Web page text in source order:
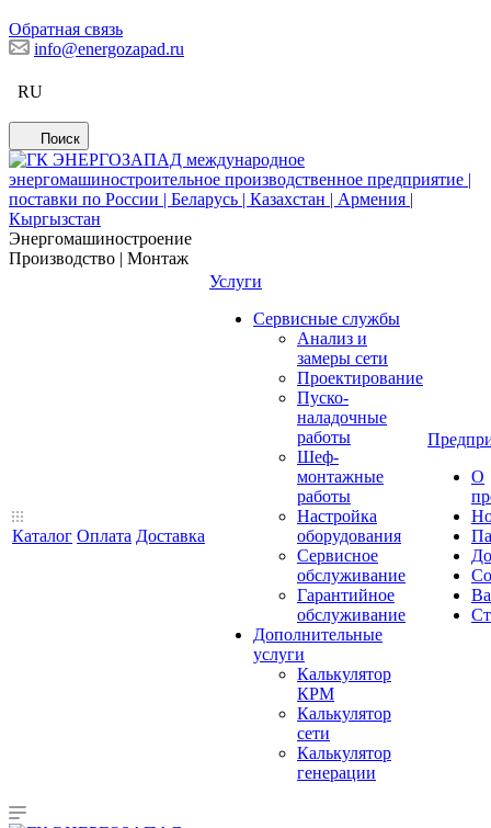
Обратная связь
info@energozapad.ru
RU
Поиск
Энергомашиностроение
Производство | Монтаж
Каталог Оплата Доставка
Услуги
Сервисные службы
Анализ и
замеры сети
Проектирование
Пуско-
наладочные
работы
Шеф-
монтажные
работы
Настройка
оборудования
Сервисное
обслуживание
Гарантийное
обслуживание
Дополнительные
услуги
Калькулятор
КРМ
Калькулятор
сети
Калькулятор
генерации
О